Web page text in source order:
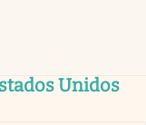
Unidos